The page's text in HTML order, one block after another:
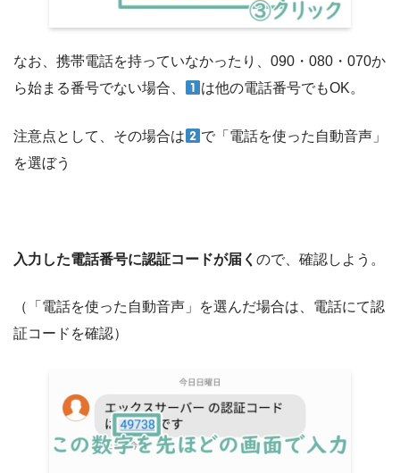
なお、携帯電話を持っていなかったり、090・080・070か
ら始まる番号でない場合、
は他の電話番号でもOK。
注意点として、その場合は
で「電話を使った自動音声」
を選ぼう
入力した電話番号に認証コードが届く ので、確認しよう。
（「電話を使った自動音声」を選んだ場合は、電話にて認
証コードを確認）